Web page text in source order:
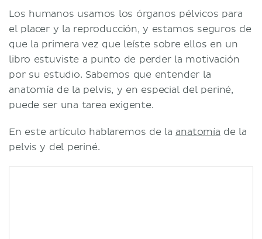
Los humanos usamos los órganos pélvicos para
el placer y la reproducción, y estamos seguros de
que la primera vez que leíste sobre ellos en un
libro estuviste a punto de perder la motivación
por su estudio. Sabemos que entender la
anatomía de la pelvis, y en especial del periné,
puede ser una tarea exigente.
En este artículo hablaremos de la anatomía de la
pelvis y del periné.